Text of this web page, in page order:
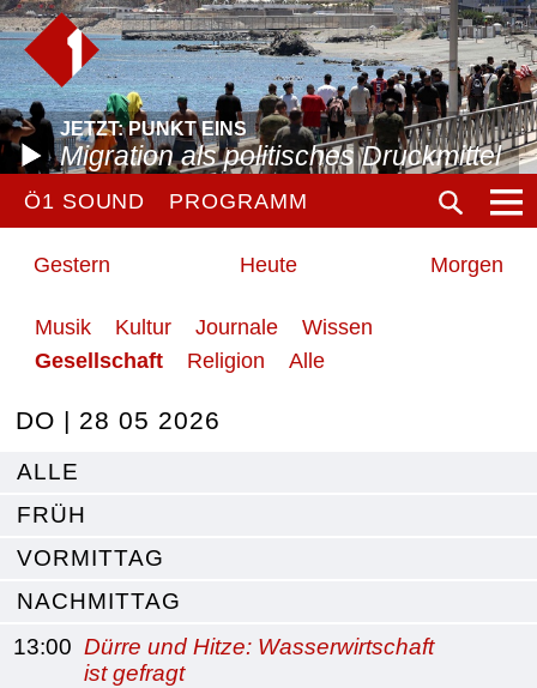
JETZT: PUNKT EINS
Migration als politisches Druckmittel
Ö1 SOUND PROGRAMM
Gestern Heute Morgen
Musik Kultur Journale
Wissen
Gesellschaft
Religion Alle
DO | 28 05 2026
ALLE
FRÜH
VORMITTAG
NACHMITTAG
13:00 Dürre und Hitze: Wasserwirtschaft
ist gefragt